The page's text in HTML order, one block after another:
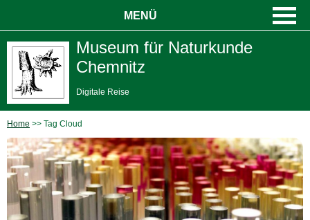
MENÜ
Museum für Naturkunde
Chemnitz
Digitale Reise
Home Tag Cloud